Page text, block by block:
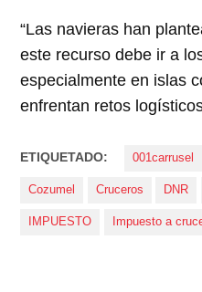
“Las navieras han
este recurso debe ir a
especialmente en islas
enfrentan retos
ETIQUETADO: 001carrusel
Cozumel Cruceros DNR
IMPUESTO Impuesto a